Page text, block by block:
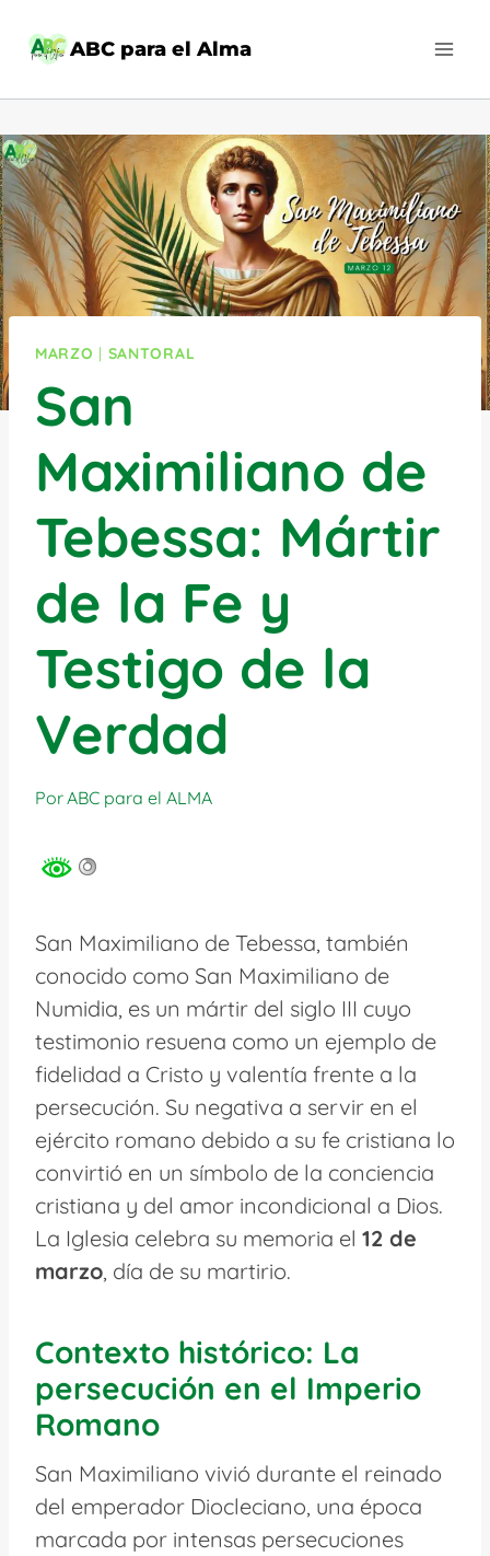
ABC para el Alma
MARZO | SANTORAL
San
Maximiliano de
Tebessa: Mártir
de la Fe y
Testigo de la
Verdad
PorABC para el ALMA
San Maximiliano de Tebessa, también
conocido como San Maximiliano de
Numidia, es un mártir del siglo III cuyo
testimonio resuena como un ejemplo de
fidelidad a Cristo y valentía frente a la
persecución. Su negativa a servir en el
ejército romano debido a su fe cristiana lo
convirtió en un símbolo de la conciencia
cristiana y del amor incondicional a Dios.
La Iglesia celebra su memoria el 12 de
marzo, día de su martirio.
Contexto histórico: La
persecución en el Imperio
Romano
San Maximiliano vivió durante el reinado
del emperador Diocleciano, una época
marcada por intensas persecuciones